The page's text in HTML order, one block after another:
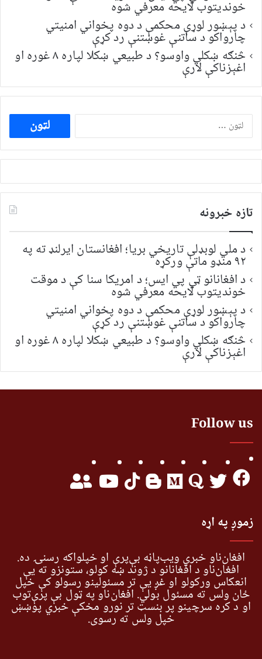
خونديتوب لایحه معرفي شوه
د پېښور لوړې محکمې د دوه پخواني امنیتي
چارواکو د ساتنې غوښتنې رد کړې
څنګه ښکلي واوسو؟ د طبیعي ښکلا لپاره ۸ غوره او
اغېزناکې لارې
ددی
لپاره
لټون:
تازه خبرونه
د ملي لوبډلې تاریخي بریا؛ افغانستان ایرلنډ ته په
۹۲ منډو ماتې ورکړه
د افغانانو ټي پي ایس؛ د امریکا سنا کې د موقت
خونديتوب لایحه معرفي شوه
د پېښور لوړې محکمې د دوه پخواني امنیتي
چارواکو د ساتنې غوښتنې رد کړې
څنګه ښکلي واوسو؟ د طبیعي ښکلا لپاره ۸ غوره او
اغېزناکې لارې
Follow us
زموږ په اړه
افغان‌ناو خبري ویب‌پاڼه بې‌پرې او خپلواکه رسنۍ ده.
افغان‌ناو د افغانانو د ژوند ښه کولو، ستونزو ته یې
انعکاس ورکولو او غږ یې تر مسئولینو رسولو کې خپل
ځان ولس ته مسئول بولي. افغان‌ناو په ټول بې پرې‌توب
او د کره سرچینو پر بنسټ تر نورو مخکې خبري پوښښ
خپل ولس ته رسوي.